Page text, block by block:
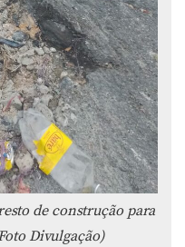
de construção para
Divulgação)